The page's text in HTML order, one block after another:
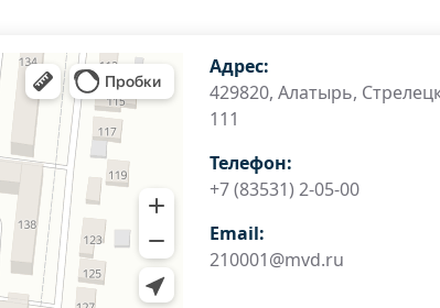
Адрес:
429820, Алатырь,
111
Телефон:
+7 (83531) 2-05-00
Email:
210001@mvd.ru